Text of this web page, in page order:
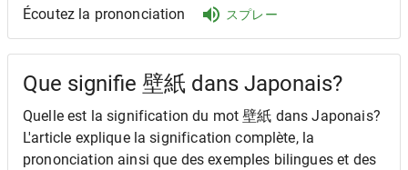
Écoutez la prononciation
スプレー
Que signifie 壁紙 dans Japonais?
Quelle est la signification du mot 壁紙 dans Japonais?
L'article explique la signification complète, la
prononciation ainsi que des exemples bilingues et des